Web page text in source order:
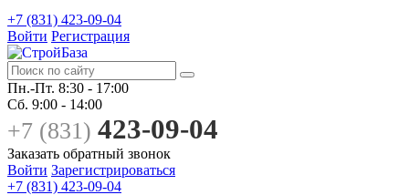
+7 (831) 423-09-04
Войти Регистрация
Пн.-Пт. 8:30 - 17:00
Сб. 9:00 - 14:00
+7 (831) 423-09-04
Заказать обратный звонок
Войти Зарегистрироваться
+7 (831) 423-09-04